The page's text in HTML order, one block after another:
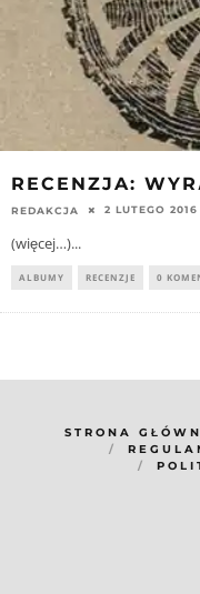
RECENZJA:
REDAKCJA 2 LUTEGO 2016
(więcej…)...
ALBUMY RECENZJE 0
STRONA